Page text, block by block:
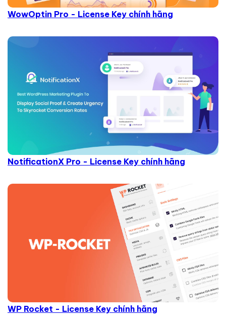
WowOptin Pro - License Key chính hãng
NotificationX Pro - License Key chính hãng
WP Rocket - License Key chính hãng